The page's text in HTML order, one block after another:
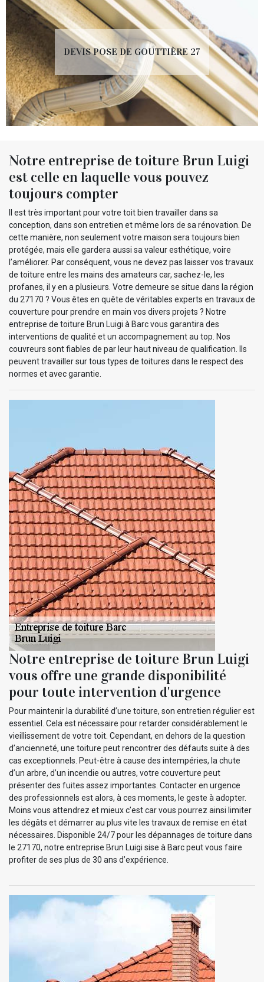
DEVIS POSE DE GOUTTIÈRE 27
Notre entreprise de toiture Brun Luigi
est celle en laquelle vous pouvez
toujours compter
Il est très important pour votre toit bien travailler dans sa
conception, dans son entretien et même lors de sa rénovation. De
cette manière, non seulement votre maison sera toujours bien
protégée, mais elle gardera aussi sa valeur esthétique, voire
l’améliorer. Par conséquent, vous ne devez pas laisser vos travaux
de toiture entre les mains des amateurs car, sachez-le, les
profanes, il y en a plusieurs. Votre demeure se situe dans la région
du 27170 ? Vous êtes en quête de véritables experts en travaux de
couverture pour prendre en main vos divers projets ? Notre
entreprise de toiture Brun Luigi à Barc vous garantira des
interventions de qualité et un accompagnement au top. Nos
couvreurs sont fiables de par leur haut niveau de qualification. Ils
peuvent travailler sur tous types de toitures dans le respect des
normes et avec garantie.
Notre entreprise de toiture Brun Luigi
vous offre une grande disponibilité
pour toute intervention d'urgence
Pour maintenir la durabilité d’une toiture, son entretien régulier est
essentiel. Cela est nécessaire pour retarder considérablement le
vieillissement de votre toit. Cependant, en dehors de la question
d’ancienneté, une toiture peut rencontrer des défauts suite à des
cas exceptionnels. Peut-être à cause des intempéries, la chute
d’un arbre, d’un incendie ou autres, votre couverture peut
présenter des fuites assez importantes. Contacter en urgence
des professionnels est alors, à ces moments, le geste à adopter.
Moins vous attendrez et mieux c’est car vous pourrez ainsi limiter
les dégâts et démarrer au plus vite les travaux de remise en état
nécessaires. Disponible 24/7 pour les dépannages de toiture dans
le 27170, notre entreprise Brun Luigi sise à Barc peut vous faire
profiter de ses plus de 30 ans d’expérience.